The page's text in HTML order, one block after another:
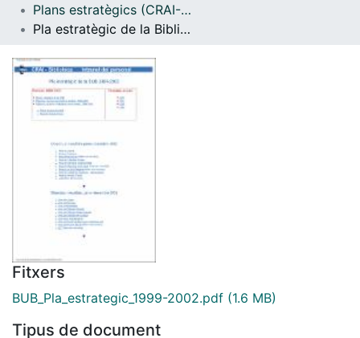
Com publicar
Plans estratègics (CRAI-UB)
Pla estratègic de la Biblioteca de la Universitat de Barcelona. 1999-2002
Fitxers
BUB_Pla_estrategic_1999-2002.pdf (1.6 MB)
Tipus de document